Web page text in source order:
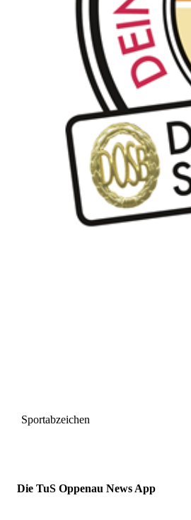
Sportabzeichen
Die TuS Oppenau News App